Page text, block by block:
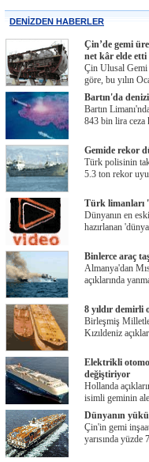
DENİZDEN HABERLER
Çin’de gemi
net kâr elde etti
Çin Ulusal Gemi
göre, bu yılın
Bartın'da
Bartın
843 bin lira
Gemide rekor
Türk polisinin
5.3 ton rekor
Türk limanları
Dünyanın en
hazırlanan
Binlerce araç
Almanya'dan
açıklarında
8 yıldır
Birleşmiş
Kızıldeniz
Elektrikli
değiştiriyor
Hollanda
isimli geminin
Dünyanın
Çin'in gemi
yarısında yüzde